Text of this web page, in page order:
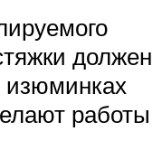
должен
изюминках
работы